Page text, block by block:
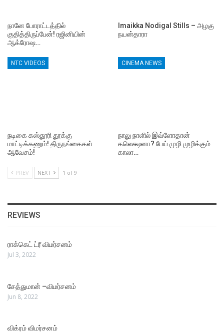
நானே போராட்டத்தில்
குதித்திருப்பேன்! ரஜினியின்
ஆக்ரோஷ…
Imaikka Nodigal Stills – அழகு
நயன்தாரா
NTC VIDEOS
நடிகை கஸ்தூரி தூக்கு
மாட்டிக்கணும்! திருநங்கைகள்
ஆவேசம்!
CINEMA NEWS
நாலு நாளில் இவ்ளோதான்
கலெக்ஷனா? பேய் முழி முழிக்கும்
காலா…
PREV NEXT 1 of 9
REVIEWS
ராக்கெட் ட்ரீ விமர்சனம்
Jul 3, 2022
சேத்துமான் –விமர்சனம்
Jun 8, 2022
விக்ரம் விமர்சனம்